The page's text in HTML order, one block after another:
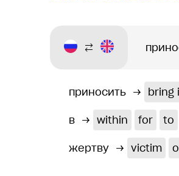
приносить → bring
в → within for to
жертву → victim